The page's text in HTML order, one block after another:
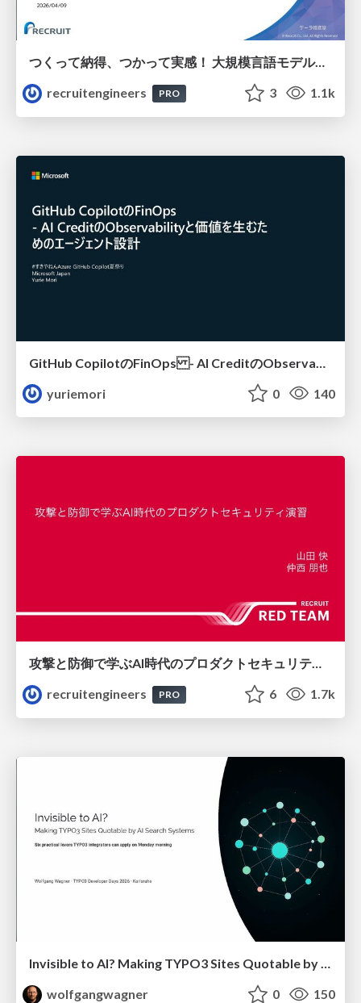
つくって納得、つかって実感！ 大規模言語モデルことはじめ ver2.0
recruitengineers
PRO 3 1.1k
yuriemori
0 140
攻撃と防御で学ぶAI時代のプロダクトセキュリティ演習
recruitengineers
PRO 6 1.7k
Invisible to AI? Making TYPO3 Sites Quotable by AI Search Systems
wolfgangwagner
0 150